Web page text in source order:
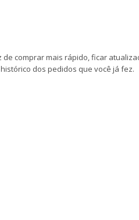
comprar mais rápido, ficar
dos pedidos que você já fez.